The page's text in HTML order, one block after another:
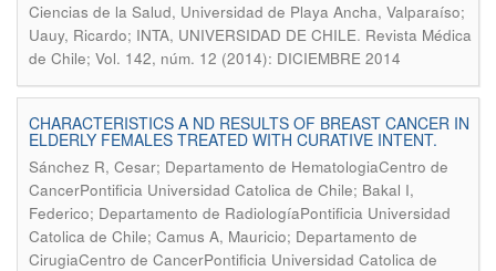
Ciencias de la Salud, Universidad de Playa Ancha, Valparaíso;
Uauy, Ricardo; INTA, UNIVERSIDAD DE CHILE. Revista Médica
de Chile; Vol. 142, núm. 12 (2014): DICIEMBRE 2014
CHARACTERISTICS A ND RESULTS OF BREAST CANCER IN
ELDERLY FEMALES TREATED WITH CURATIVE INTENT.
Sánchez R, Cesar; Departamento de HematologiaCentro de
CancerPontificia Universidad Catolica de Chile; Bakal I,
Federico; Departamento de RadiologíaPontificia Universidad
Catolica de Chile; Camus A, Mauricio; Departamento de
CirugiaCentro de CancerPontificia Universidad Catolica de